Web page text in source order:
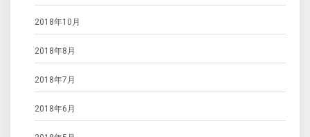
2018年10月
2018年8月
2018年7月
2018年6月